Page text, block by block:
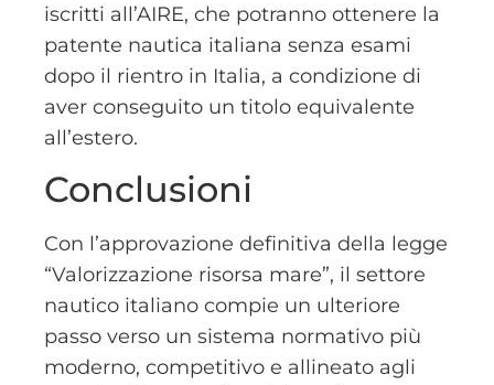
iscritti all’AIRE, che potranno ottenere la
patente nautica italiana senza esami
dopo il rientro in Italia, a condizione di
aver conseguito un titolo equivalente
all’estero.
Conclusioni
Con l’approvazione definitiva della legge
“Valorizzazione risorsa mare”, il settore
nautico italiano compie un ulteriore
passo verso un sistema normativo più
moderno, competitivo e allineato agli